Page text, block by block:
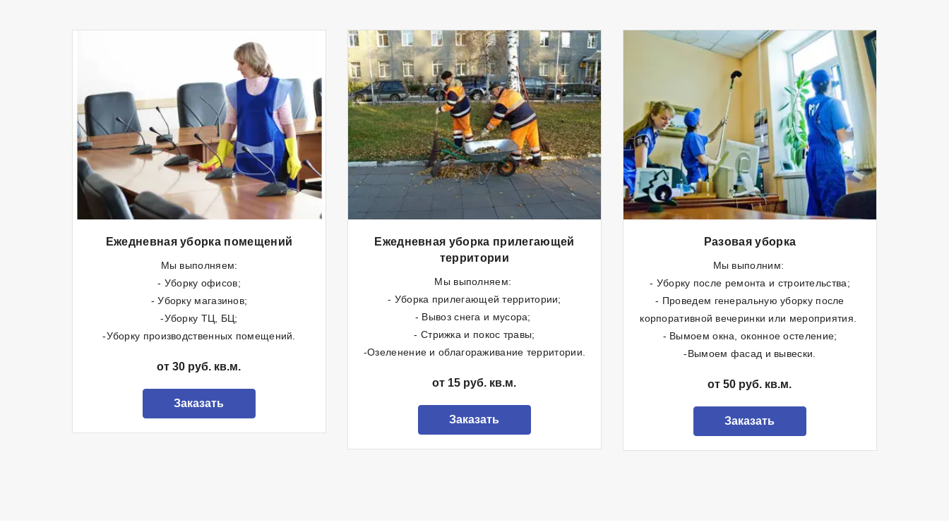
Ежедневная уборка помещений
Мы выполняем:
- Уборку офисов;
- Уборку магазинов;
-Уборку ТЦ, БЦ;
-Уборку производственных помещений.
от 30 руб. кв.м.
Заказать
Ежедневная уборка прилегающей
территории
Мы выполняем:
- Уборка прилегающей территории;
- Вывоз снега и мусора;
- Стрижка и покос травы;
-Озеленение и облагораживание территории.
от 15 руб. кв.м.
Заказать
Разовая уборка
Мы выполним:
- Уборку после ремонта и строительства;
- Проведем генеральную уборку после
корпоративной вечеринки или мероприятия.
- Вымоем окна, оконное остеление;
-Вымоем фасад и вывески.
от 50 руб. кв.м.
Заказать